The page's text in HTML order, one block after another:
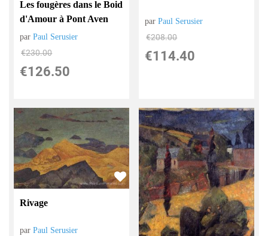
Les fougères dans le Boid
d'Amour à Pont Aven
parPaul Serusier
€230.00
€126.50
parPaul Serusier
€208.00
€114.40
Rivage
parPaul Serusier